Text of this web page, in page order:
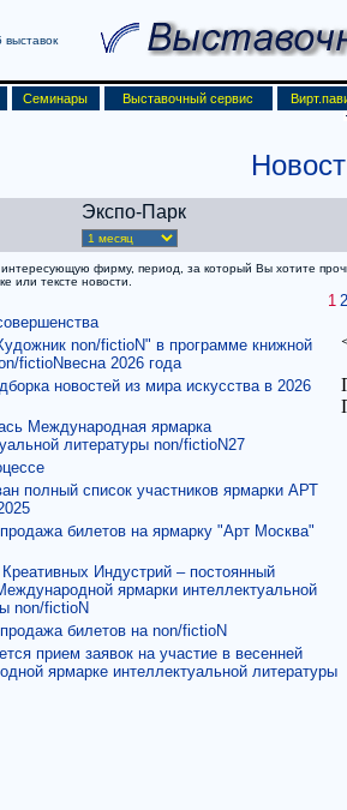
выставок
Семинары Выставочный сервис
Экспо-Парк
фирму, период, за который Вы хотите
или тексте новости.
1 2
non/fictioN" в программе книжной
fictioNвесна 2026 года
новостей из мира искусства в 2026
Международная ярмарка
литературы non/fictioN27
полный список участников ярмарки АРТ
билетов на ярмарку "Арт Москва"
Креативных Индустрий – постоянный
ярмарки интеллектуальной
non/fictioN
билетов на non/fictioN
прием заявок на участие в весенней
ярмарке интеллектуальной литературы